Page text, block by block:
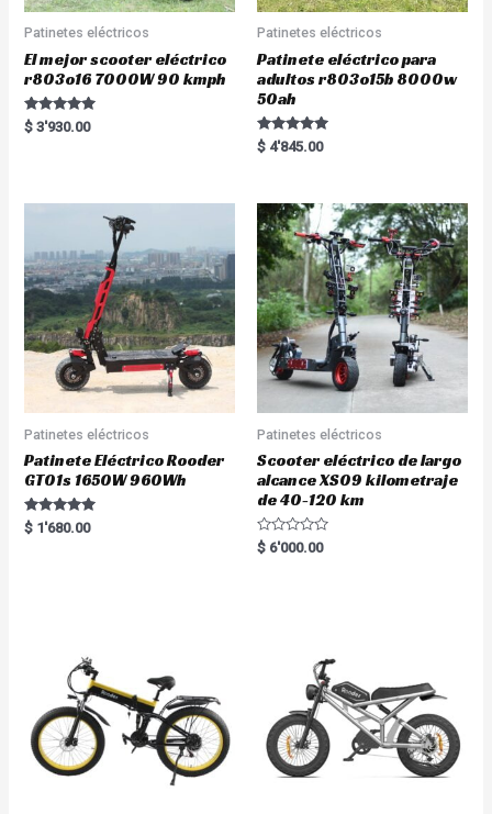
Patinetes eléctricos
El mejor scooter eléctrico
r803o16 7000W 90 kmph
Rated
5.00
$ 3'930.00
Patinetes eléctricos
Patinete eléctrico para
adultos r803o15b 8000w
50ah
Rated
5.00
$ 4'845.00
Patinetes eléctricos
Patinete Eléctrico Rooder
GT01s 1650W 960Wh
Rated
5.00
$ 1'680.00
Patinetes eléctricos
Scooter eléctrico de largo
alcance XS09 kilometraje
de 40-120 km
R
a
$ 6'000.00